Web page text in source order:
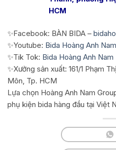
HCM
✨Facebook: BÀN BIDA –
✨Youtube: Bida Hoàng Anh
✨Tik Tok: Bida Hoàng Anh Nam
✨Xưởng sản xuất: 161/1 Phạm
Môn, Tp. HCM
Lựa chọn Hoàng Anh Nam
phụ kiện bida hàng đầu tại Việt